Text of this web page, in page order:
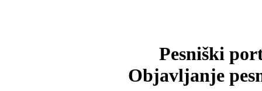
Pesniški
Objavljanje